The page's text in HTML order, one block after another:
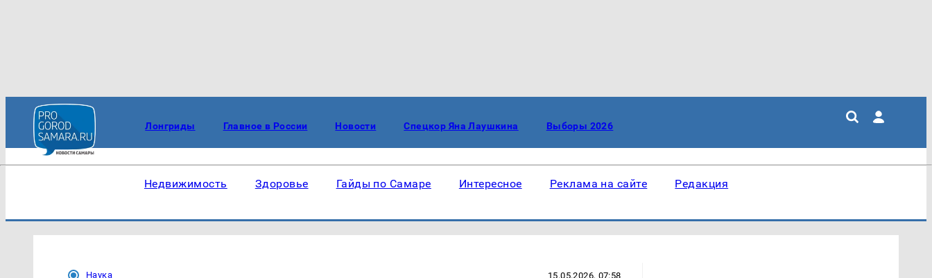
Лонгриды Главное в России Новости Спецкор Яна Лаушкина Выборы 2026
Недвижимость Здоровье Гайды по Самаре Интересное Реклама на сайте Редакция
Наука 15.05.2026, 07:58